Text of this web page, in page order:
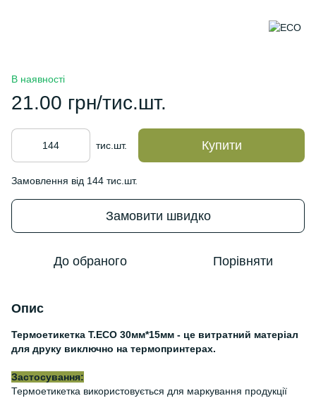
В наявності
21.00 грн/тис.шт.
тис.шт. Купити
Замовлення від 144 тис.шт.
Замовити швидко
До обраного Порівняти
Опис
Термоетикетка Т.ЕСО 30мм*15мм - це витратний матеріал
для друку виключно на термопринтерах.
Застосування:
Термоетикетка використовується для маркування продукції